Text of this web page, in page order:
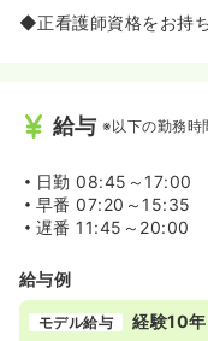
◆正看護師資格をお持
給与 ※以下の勤務時
日勤 08:45～17:00
早番 07:20～15:35
遅番 11:45～20:00
給与例
モデル給与 経験10